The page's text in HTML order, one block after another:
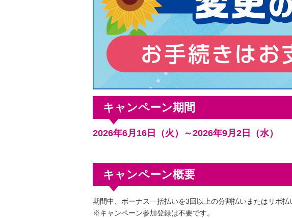
キャンペーン期間
2026年6月16日（火）～2026年9月2日（水）
キャンペーン概要
期間中、ボーナス一括払いを3回以上の分割払いまたはリボ
※キャンペーン参加登録は不要です。